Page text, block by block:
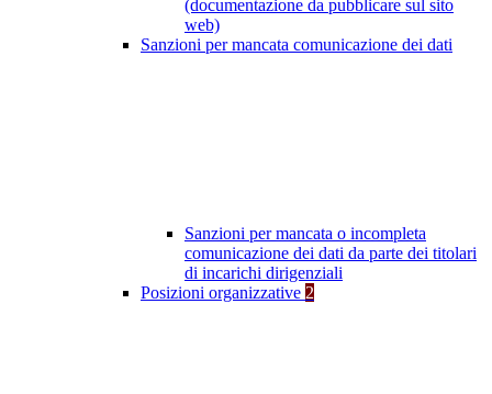
(documentazione da pubblicare sul sito
web)
Sanzioni per mancata comunicazione dei dati
Sanzioni per mancata o incompleta
comunicazione dei dati da parte dei titolari
di incarichi dirigenziali
Posizioni organizzative 2